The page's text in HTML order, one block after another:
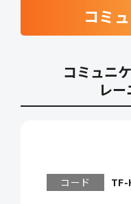
コミ
コミュニ
レ
コード TF-